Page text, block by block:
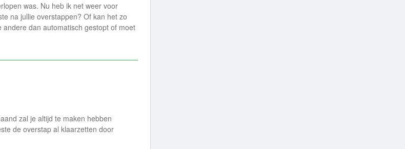
was. Nu heb ik net weer voor
na jullie overstappen? Of kan het zo
dan automatisch gestopt of moet
zal je altijd te maken hebben
de overstap al klaarzetten door